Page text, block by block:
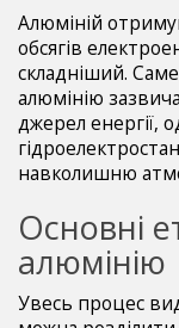
Алюміній
обсягів
складніший.
алюмінію
джерел енергії,
навколишню
Основні
алюмінію
Увесь процес